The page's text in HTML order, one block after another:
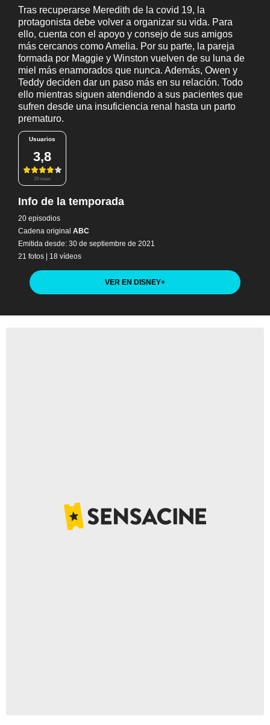
Tras recuperarse Meredith de la covid 19, la
protagonista debe volver a organizar su vida. Para
ello, cuenta con el apoyo y consejo de sus amigos
más cercanos como Amelia. Por su parte, la pareja
formada por Maggie y Winston vuelven de su luna de
miel más enamorados que nunca. Además, Owen y
Teddy deciden dar un paso más en su relación. Todo
ello mientras siguen atendiendo a sus pacientes que
sufren desde una insuficiencia renal hasta un parto
prematuro.
Usuarios
3,8
29 notas
Info de la temporada
20 episodios
Cadena original ABC
Emitida desde: 30 de septiembre de 2021
21 fotos | 18 vídeos
VER EN DISNEY+